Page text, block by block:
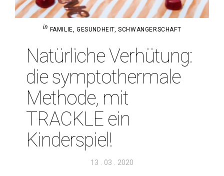
in FAMILIE, GESUNDHEIT,SCHWANGERSCHAFT
Natür­liche Ver­hü­tung:
die sym­pto­ther­male
Methode, mit
TRACKLE ein
Kinderspiel!
Veröffentlicht
13 . 03 . 2020